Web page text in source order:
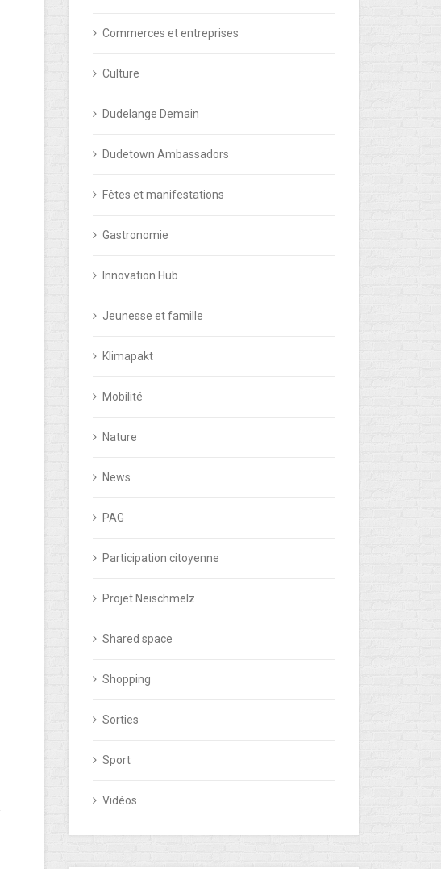
Commerces et entreprises
Culture
Dudelange Demain
Dudetown Ambassadors
Fêtes et manifestations
Gastronomie
Innovation Hub
Jeunesse et famille
Klimapakt
Mobilité
Nature
News
PAG
Participation citoyenne
Projet Neischmelz
Shared space
Shopping
Sorties
Sport
Vidéos